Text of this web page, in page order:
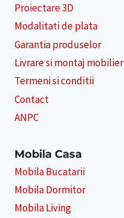
Proiectare 3D
Modalitati de plata
Garantia produselor
Livrare si montaj mobilier
Termeni si conditii
Contact
ANPC
Mobila Casa
Mobila Bucatarii
Mobila Dormitor
Mobila Living